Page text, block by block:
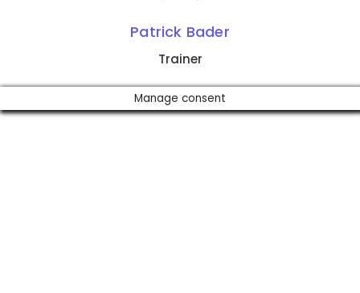
Patrick Bader
Trainer
Manage consent